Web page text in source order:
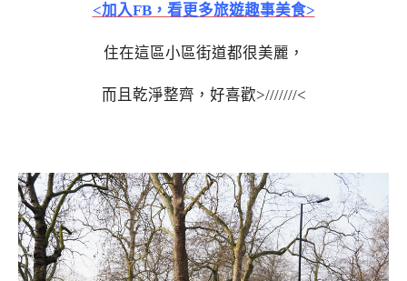
<加入FB，看更多旅遊趣事美食>
住在這區小區街道都很美麗，
而且乾淨整齊，好喜歡>///////<